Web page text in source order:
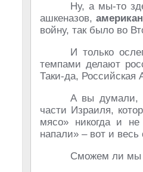
Ну, а мы-то
ашкеназов,
войну, так было во
И только
темпами делают
Таки-да,
А вы думали,
части Израиля,
мясо» никогда и
напали» – вот и весь
Сможем ли мы